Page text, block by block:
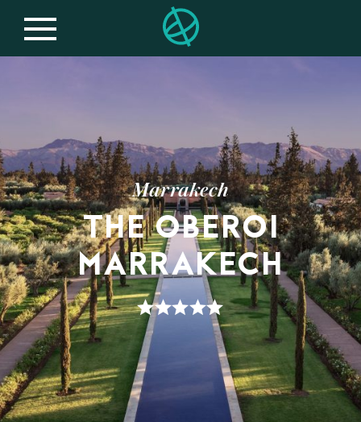
Marrakech
THE OBEROI
MARRAKECH